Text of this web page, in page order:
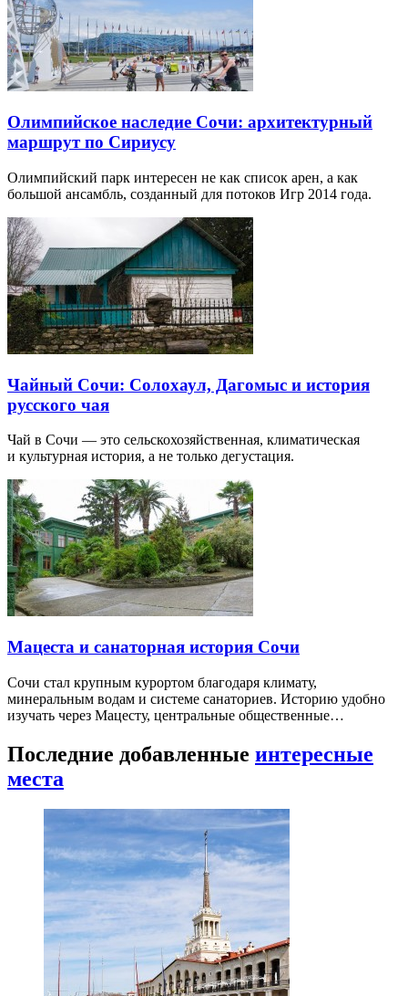
Олимпийское наследие Сочи: архитектурный
маршрут по Сириусу
Олимпийский парк интересен не как список арен, а как
большой ансамбль, созданный для потоков Игр 2014 года.
Чайный Сочи: Солохаул, Дагомыс и история
русского чая
Чай в Сочи — это сельскохозяйственная, климатическая
и культурная история, а не только дегустация.
Мацеста и санаторная история Сочи
Сочи стал крупным курортом благодаря климату,
минеральным водам и системе санаториев. Историю удобно
изучать через Мацесту, центральные общественные…
Последние добавленные интересные
места